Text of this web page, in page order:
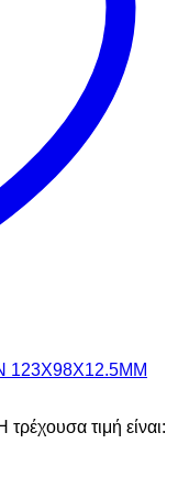
123Χ98Χ12.5ΜΜ
τρέχουσα τιμή είναι: